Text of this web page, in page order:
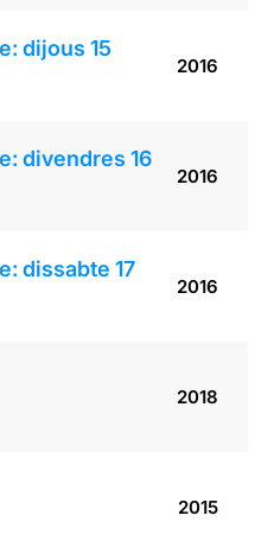
dijous 15
2016
divendres 16
2016
dissabte 17
2016
2018
2015